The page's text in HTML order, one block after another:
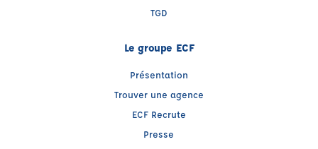
TGD
Le groupe ECF
Présentation
Trouver une agence
ECF Recrute
Presse